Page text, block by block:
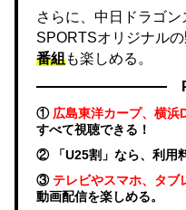
さらに、中日ドラゴ
SPORTSオリジナル
番組も楽しめる。
① 広島東洋カープ、横浜
すべて視聴できる！
② 「U25割」なら、利用
③ テレビやスマホ、タブ
動画配信を楽しめる。